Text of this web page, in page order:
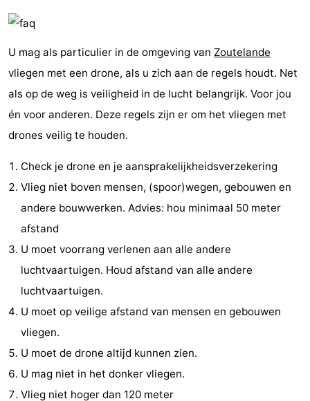
Monumenten
-
Kerken
-
Vuurtorens
Uitkijkpunten
Attracties
Binnenspeeltuinen
centra
Dorpen
Steden
Rondleidingen
-
U mag als particulier in de omgeving van Zoutelande
vliegen met een drone, als u zich aan de regels houdt. Net
als op de weg is veiligheid in de lucht belangrijk. Voor jou
én voor anderen. Deze regels zijn er om het vliegen met
drones veilig te houden.
Check je drone en je aansprakelijkheidsverzekering
Vlieg niet boven mensen, (spoor)wegen, gebouwen en
andere bouwwerken. Advies: hou minimaal 50 meter
afstand
U moet voorrang verlenen aan alle andere
luchtvaartuigen. Houd afstand van alle andere
luchtvaartuigen.
U moet op veilige afstand van mensen en gebouwen
vliegen.
U moet de drone altijd kunnen zien.
U mag niet in het donker vliegen.
Vlieg niet hoger dan 120 meter